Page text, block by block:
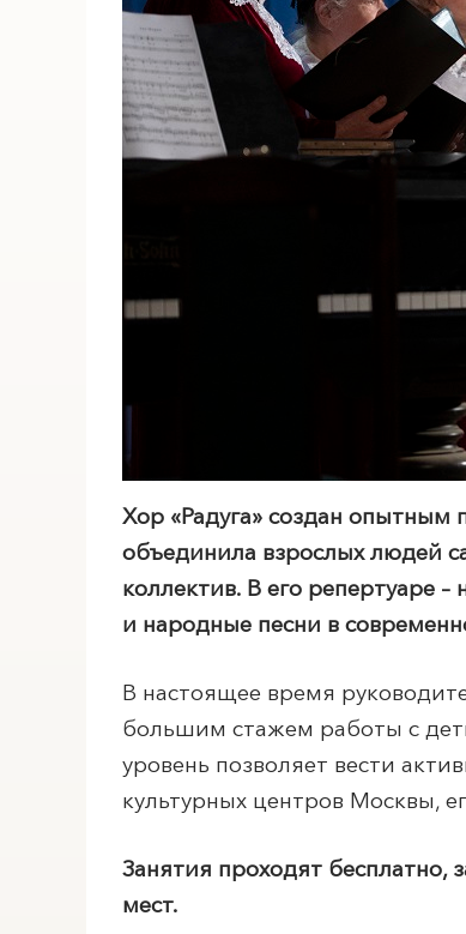
Хор «Радуга» создан опытным
объединила взрослых людей
коллектив. В его репертуаре
и народные песни в
В настоящее время
большим стажем работы с
уровень позволяет вести
культурных центров Москвы,
Занятия проходят
мест.